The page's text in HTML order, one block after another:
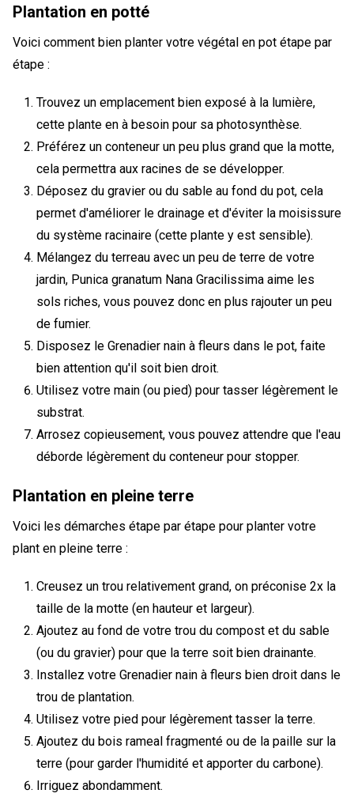
Plantation en potté
Voici comment bien planter votre végétal en pot étape par
étape :
Trouvez un emplacement bien exposé à la lumière,
cette plante en à besoin pour sa photosynthèse.
Préférez un conteneur un peu plus grand que la motte,
cela permettra aux racines de se développer.
Déposez du gravier ou du sable au fond du pot, cela
permet d'améliorer le drainage et d'éviter la moisissure
du système racinaire (cette plante y est sensible).
Mélangez du terreau avec un peu de terre de votre
jardin, Punica granatum Nana Gracilissima aime les
sols riches, vous pouvez donc en plus rajouter un peu
de fumier.
Disposez le Grenadier nain à fleurs dans le pot, faite
bien attention qu'il soit bien droit.
Utilisez votre main (ou pied) pour tasser légèrement le
substrat.
Arrosez copieusement, vous pouvez attendre que l'eau
déborde légèrement du conteneur pour stopper.
Plantation en pleine terre
Voici les démarches étape par étape pour planter votre
plant en pleine terre :
Creusez un trou relativement grand, on préconise 2x la
taille de la motte (en hauteur et largeur).
Ajoutez au fond de votre trou du compost et du sable
(ou du gravier) pour que la terre soit bien drainante.
Installez votre Grenadier nain à fleurs bien droit dans le
trou de plantation.
Utilisez votre pied pour légèrement tasser la terre.
Ajoutez du bois rameal fragmenté ou de la paille sur la
terre (pour garder l'humidité et apporter du carbone).
Irriguez abondamment.